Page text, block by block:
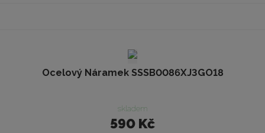
Ocelový Náramek SSSB0086XJ3GO18
skladem
590 Kč